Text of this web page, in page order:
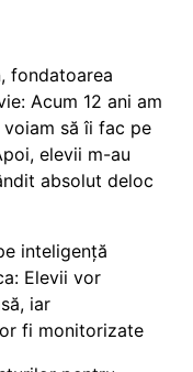
fondatoarea
Acum 12 ani am
să îi fac pe
elevii m-au
absolut deloc
inteligență
Elevii vor
iar
fi monitorizate